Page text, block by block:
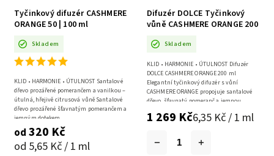
Tyčinkový difuzér CASHMERE
ORANGE 50 | 100 ml
Skladem
od 320 Kč
od 5,65 Kč / 1 ml
KLID • HARMONIE • ÚTULNOST Santalové
dřevo prozářené pomerančem a vanilkou –
útulná, hřejivě citrusová vůně Santalové
dřevo prozářené šťavnatým pomerančem a
jemným dotekem...
Difuzér DOLCE Tyčinkový
vůně CASHMERE ORANGE 200
Skladem
1 269 Kč6,35 Kč / 1 ml
KLID • HARMONIE • ÚTULNOST Difuzér
DOLCE CASHMERE ORANGE 200 ml
Elegantní tyčinkový difuzér s vůní
CASHMERE ORANGE propojuje santalové
dřevo, šťavnatý pomeranč a jemnou...